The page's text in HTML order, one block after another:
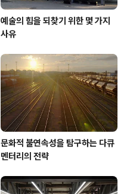
예술의 힘을 되찾기 위한 몇 가지
사유
문화적 불연속성을 탐구하는 다큐
멘터리의 전략